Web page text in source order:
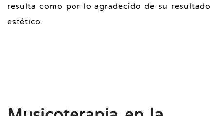
resulta como por lo agradecido de su resultado
estético.